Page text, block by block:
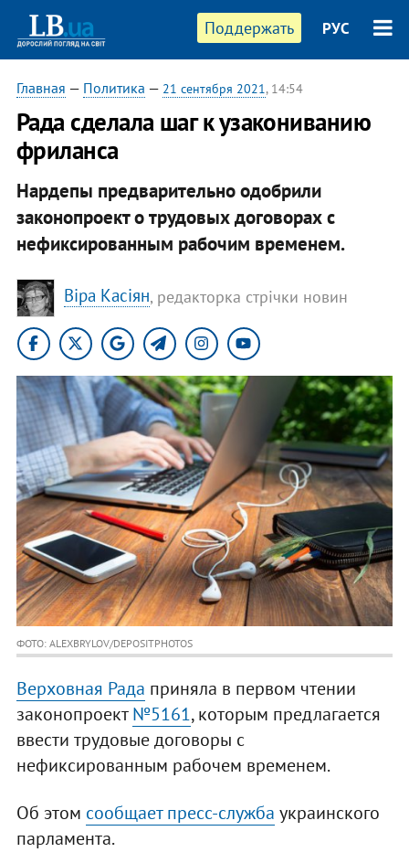
Поддержать РУС
Главная — Политика — 21 сентября 2021, 14:54
Рада сделала шаг к узакониванию
фриланса
Нардепы предварительно одобрили
законопроект о трудовых договорах с
нефиксированным рабочим временем.
Віра Касіян, редакторка стрічки новин
ФОТО: ALEXBRYLOV/DEPOSITPHOTOS
Верховная Рада приняла в первом чтении
законопроект№5161, которым предлагается
ввести трудовые договоры с
нефиксированным рабочем временем.
Об этом сообщает пресс-служба украинского
парламента.